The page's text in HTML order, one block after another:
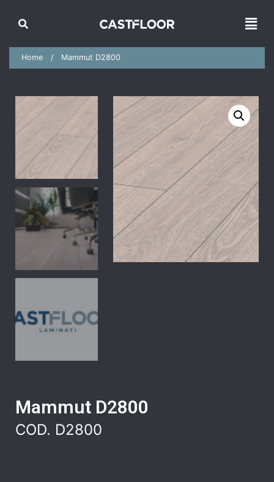
Home Mammut D2800
Mammut D2800
COD. D2800